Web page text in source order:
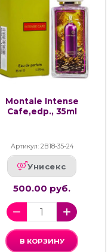
Montale Intense
Cafe,edp., 35ml
Артикул: 2В18-35-24
Унисекс
500.00 руб.
В КОРЗИНУ